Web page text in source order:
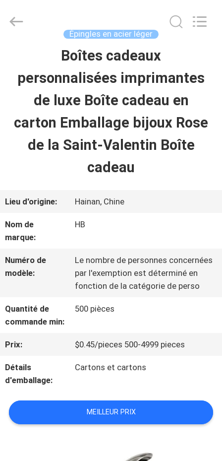
MAISON
PRODUITS
PROPOS
DE
NOUS
VISITE
L'USINE
CONTRÔLE
DE
LA
QUALITÉ
Electric
Épingles en acier léger
Boîtes cadeaux
personnalisées imprimantes
de luxe Boîte cadeau en
carton Emballage bijoux Rose
de la Saint-Valentin Boîte
cadeau
Lieu d'origine: Hainan, Chine
Nom de
marque:
HB
Numéro de
modèle:
Le nombre de personnes concernées
par l'exemption est déterminé en
fonction de la catégorie de perso
Quantité de
commande min:
500 pièces
Prix: $0.45/pieces 500-4999 pieces
Détails
d'emballage:
Cartons et cartons
MEILLEUR PRIX